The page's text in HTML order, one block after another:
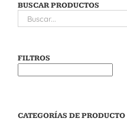
BUSCAR PRODUCTOS
FILTROS
CATEGORÍAS DE PRODUCTO